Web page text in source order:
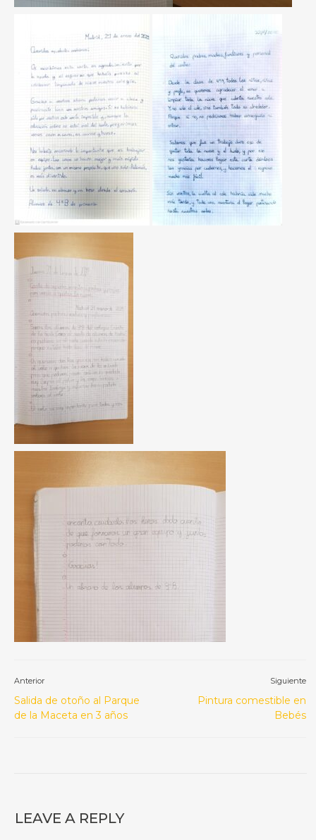
Anterior
Salida de otoño al Parque
de la Maceta en 3 años
Siguiente
Pintura comestible en
Bebés
LEAVE A REPLY